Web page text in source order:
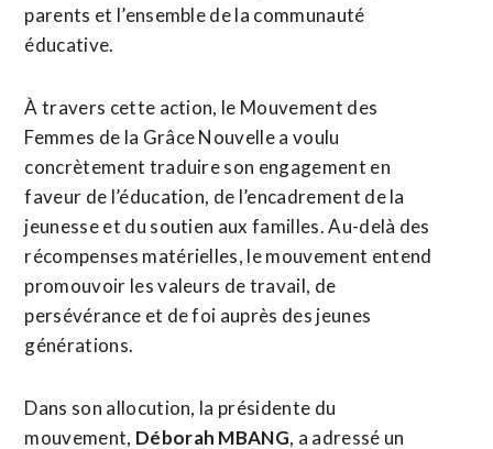
parents et l’ensemble de la communauté
éducative.
À travers cette action, le Mouvement des
Femmes de la Grâce Nouvelle a voulu
concrètement traduire son engagement en
faveur de l’éducation, de l’encadrement de la
jeunesse et du soutien aux familles. Au-delà des
récompenses matérielles, le mouvement entend
promouvoir les valeurs de travail, de
persévérance et de foi auprès des jeunes
générations.
Dans son allocution, la présidente du
mouvement, Déborah MBANG, a adressé un